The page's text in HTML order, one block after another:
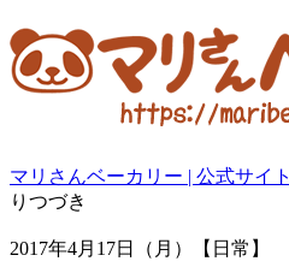
マリさんベーカリー | 公式サイト
りつづき
2017年4月17日（月）【日常】